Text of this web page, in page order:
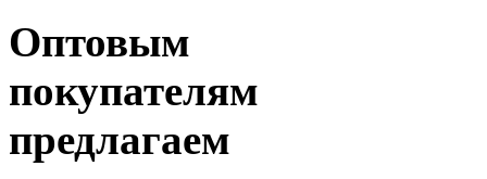
Оптовым
покупателям
предлагаем